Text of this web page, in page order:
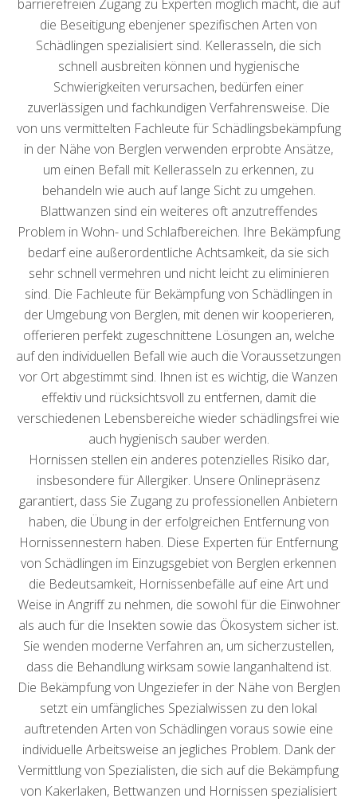
barrierefreien Zugang zu Experten möglich macht, die auf
die Beseitigung ebenjener spezifischen Arten von
Schädlingen spezialisiert sind. Kellerasseln, die sich
schnell ausbreiten können und hygienische
Schwierigkeiten verursachen, bedürfen einer
zuverlässigen und fachkundigen Verfahrensweise. Die
von uns vermittelten Fachleute für Schädlingsbekämpfung
in der Nähe von Berglen verwenden erprobte Ansätze,
um einen Befall mit Kellerasseln zu erkennen, zu
behandeln wie auch auf lange Sicht zu umgehen.
Blattwanzen sind ein weiteres oft anzutreffendes
Problem in Wohn- und Schlafbereichen. Ihre Bekämpfung
bedarf eine außerordentliche Achtsamkeit, da sie sich
sehr schnell vermehren und nicht leicht zu eliminieren
sind. Die Fachleute für Bekämpfung von Schädlingen in
der Umgebung von Berglen, mit denen wir kooperieren,
offerieren perfekt zugeschnittene Lösungen an, welche
auf den individuellen Befall wie auch die Voraussetzungen
vor Ort abgestimmt sind. Ihnen ist es wichtig, die Wanzen
effektiv und rücksichtsvoll zu entfernen, damit die
verschiedenen Lebensbereiche wieder schädlingsfrei wie
auch hygienisch sauber werden.
Hornissen stellen ein anderes potenzielles Risiko dar,
insbesondere für Allergiker. Unsere Onlinepräsenz
garantiert, dass Sie Zugang zu professionellen Anbietern
haben, die Übung in der erfolgreichen Entfernung von
Hornissennestern haben. Diese Experten für Entfernung
von Schädlingen im Einzugsgebiet von Berglen erkennen
die Bedeutsamkeit, Hornissenbefälle auf eine Art und
Weise in Angriff zu nehmen, die sowohl für die Einwohner
als auch für die Insekten sowie das Ökosystem sicher ist.
Sie wenden moderne Verfahren an, um sicherzustellen,
dass die Behandlung wirksam sowie langanhaltend ist.
Die Bekämpfung von Ungeziefer in der Nähe von Berglen
setzt ein umfängliches Spezialwissen zu den lokal
auftretenden Arten von Schädlingen voraus sowie eine
individuelle Arbeitsweise an jegliches Problem. Dank der
Vermittlung von Spezialisten, die sich auf die Bekämpfung
von Kakerlaken, Bettwanzen und Hornissen spezialisiert